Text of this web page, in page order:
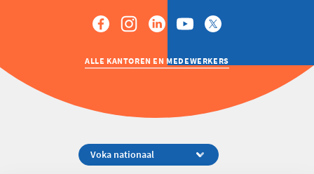
ALLE KANTOREN EN MEDEWERKERS